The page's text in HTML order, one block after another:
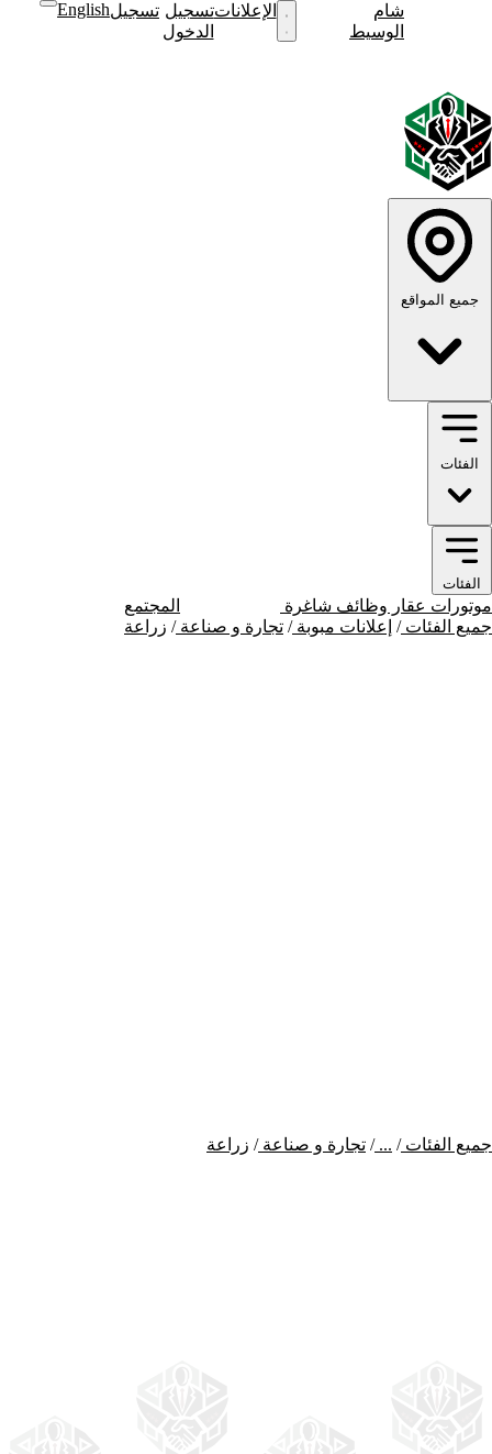
شام
الوسيط
الإعلاناتتسجيل
الدخول
تسجيلEnglish
جميع المواقع
الفئات
الفئات
موتورات عقار وظائف شاغرة
المجتمع
جميع الفئات/ إعلانات مبوبة / تجارة و صناعة / زراعة
جميع الفئات/
...
/ تجارة و صناعة / زراعة